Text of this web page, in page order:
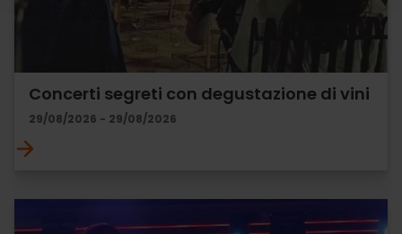
Concerti segreti con degustazione di vini
29/08/2026 - 29/08/2026